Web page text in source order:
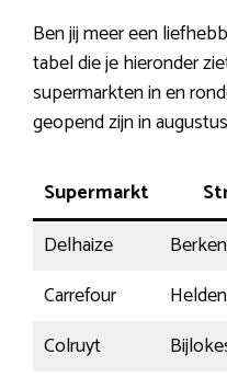
Ben jij meer een
tabel die je hieronder
supermarkten in en
geopend zijn in
Supermarkt
Delhaize
Carrefour
Colruyt